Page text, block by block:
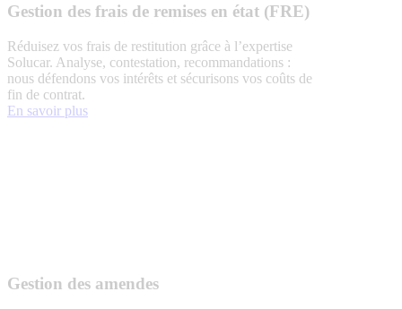
Gestion des frais de remises en état (FRE)
Réduisez vos frais de restitution grâce à l’expertise
Solucar. Analyse, contestation, recommandations :
nous défendons vos intérêts et sécurisons vos coûts de
fin de contrat.
En savoir plus
Gestion des amendes